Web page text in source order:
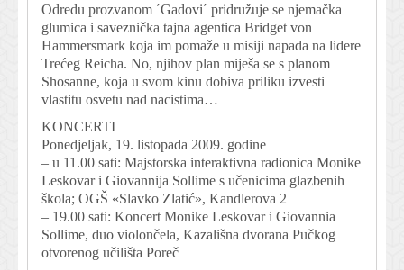
Odredu prozvanom ´Gadovi´ pridružuje se njemačka
glumica i saveznička tajna agentica Bridget von
Hammersmark koja im pomaže u misiji napada na lidere
Trećeg Reicha. No, njihov plan miješa se s planom
Shosanne, koja u svom kinu dobiva priliku izvesti
vlastitu osvetu nad nacistima…
KONCERTI
Ponedjeljak, 19. listopada 2009. godine
– u 11.00 sati: Majstorska interaktivna radionica Monike
Leskovar i Giovannija Sollime s učenicima glazbenih
škola; OGŠ «Slavko Zlatić», Kandlerova 2
– 19.00 sati: Koncert Monike Leskovar i Giovannia
Sollime, duo violončela, Kazališna dvorana Pučkog
otvorenog učilišta Poreč